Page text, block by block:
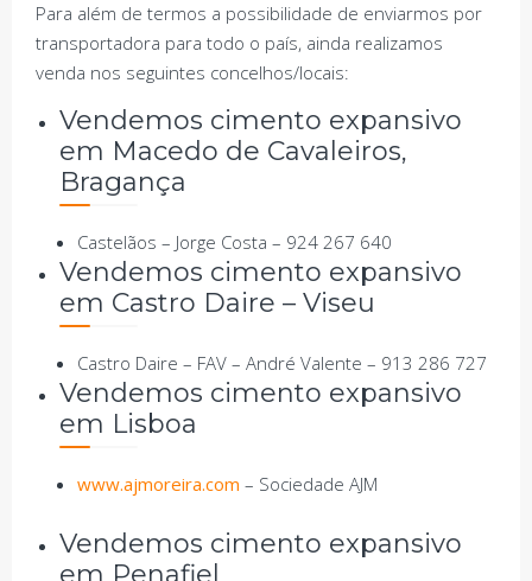
Para além de termos a possibilidade de enviarmos por
transportadora para todo o país, ainda realizamos
venda nos seguintes concelhos/locais:
Vendemos cimento expansivo
em Macedo de Cavaleiros,
Bragança
Castelãos – Jorge Costa – 924 267 640
Vendemos cimento expansivo
em Castro Daire – Viseu
Castro Daire – FAV – André Valente – 913 286 727
Vendemos cimento expansivo
em Lisboa
www.ajmoreira.com – Sociedade AJM
Vendemos cimento expansivo
em Penafiel